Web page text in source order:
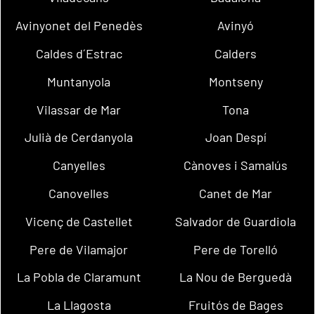
Avinyonet del Penedès
Avinyó
Caldes d´Estrac
Calders
Muntanyola
Montseny
Vilassar de Mar
Tona
Julià de Cerdanyola
Joan Despí
Canyelles
Cànoves i Samalús
Canovelles
Canet de Mar
Vicenç de Castellet
Salvador de Guardiola
Pere de Vilamajor
Pere de Torelló
La Pobla de Claramunt
La Nou de Berguedà
La Llagosta
Fruitós de Bages